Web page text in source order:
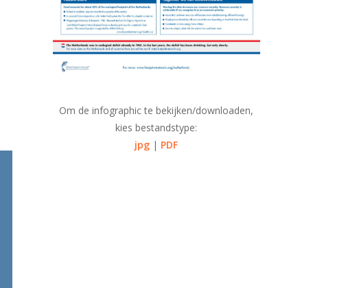
Om de infographic te bekijken/downloaden,
kies bestandstype:
jpg | PDF